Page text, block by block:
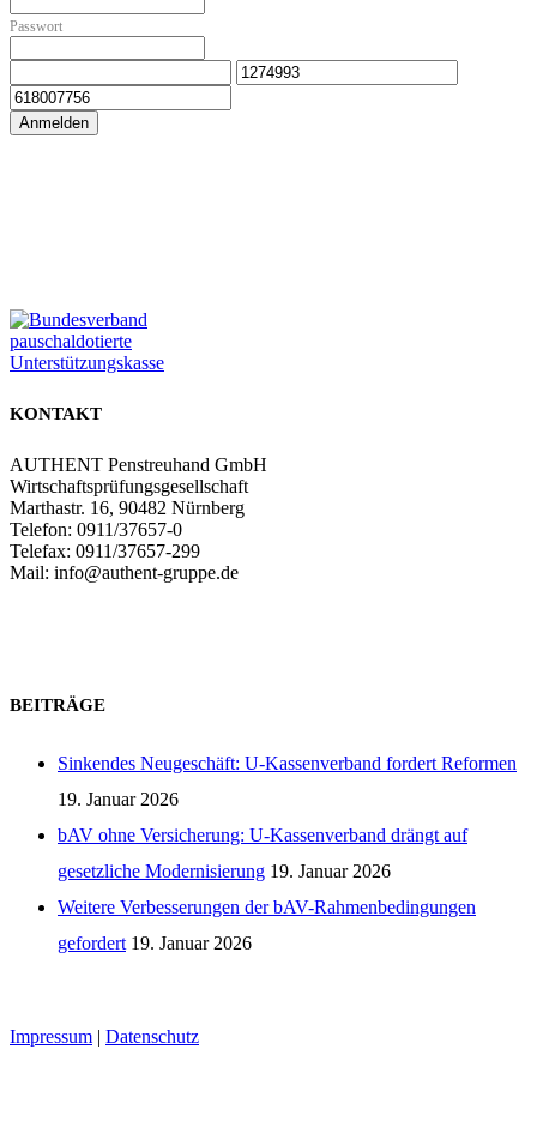
Passwort
Anmelden
KONTAKT
AUTHENT Penstreuhand GmbH
Wirtschaftsprüfungsgesellschaft
Marthastr. 16, 90482 Nürnberg
Telefon: 0911/37657-0
Telefax: 0911/37657-299
Mail: info@authent-gruppe.de
BEITRÄGE
Sinkendes Neugeschäft: U-Kassenverband fordert Reformen
19. Januar 2026
bAV ohne Versicherung: U-Kassenverband drängt auf
gesetzliche Modernisierung 19. Januar 2026
Weitere Verbesserungen der bAV-Rahmenbedingungen
gefordert 19. Januar 2026
Impressum | Datenschutz